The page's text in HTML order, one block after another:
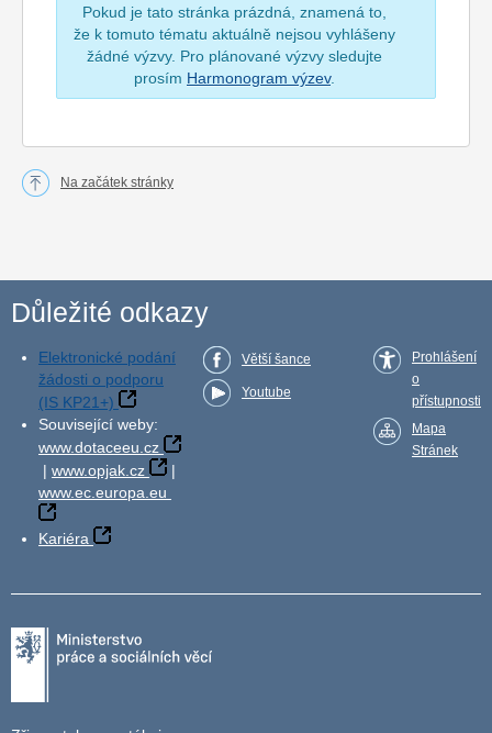
Pokud je tato stránka prázdná, znamená to,
že k tomuto tématu aktuálně nejsou vyhlášeny
žádné výzvy. Pro plánované výzvy sledujte
prosím Harmonogram výzev.
Na začátek stránky
Důležité odkazy
Elektronické podání
žádosti o podporu
(IS KP21+)
Související weby:
www.dotaceeu.cz
| www.opjak.cz
|
www.ec.europa.eu
Kariéra
Větší šance
Youtube
Prohlášení
o
přístupnosti
Mapa
Stránek